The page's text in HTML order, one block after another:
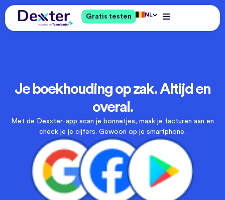
Gratis testen NL
Je boekhouding op zak. Altijd en
overal.
Met de Dexxter-app scan je bonnetjes, maak je facturen aan en
check je je cijfers. Gewoon op je smartphone.